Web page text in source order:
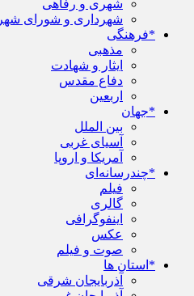
شهری و رفاهی
شهرداری و شورای شهر
*فرهنگی
مذهبی
ایثار و شهادت
دفاع مقدس
اربعین
*جهان
بین الملل
آسیای غربی
آمریکا و اروپا
*چندرسانه‌ای
فیلم
گالری
اینفوگرافی
عکس
صوت و فیلم
*استان ها
آذربایجان شرقی